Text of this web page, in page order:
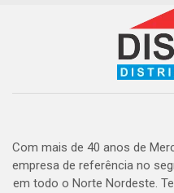
Com mais de 40 anos de
empresa de referência no
em todo o Norte Nordeste.